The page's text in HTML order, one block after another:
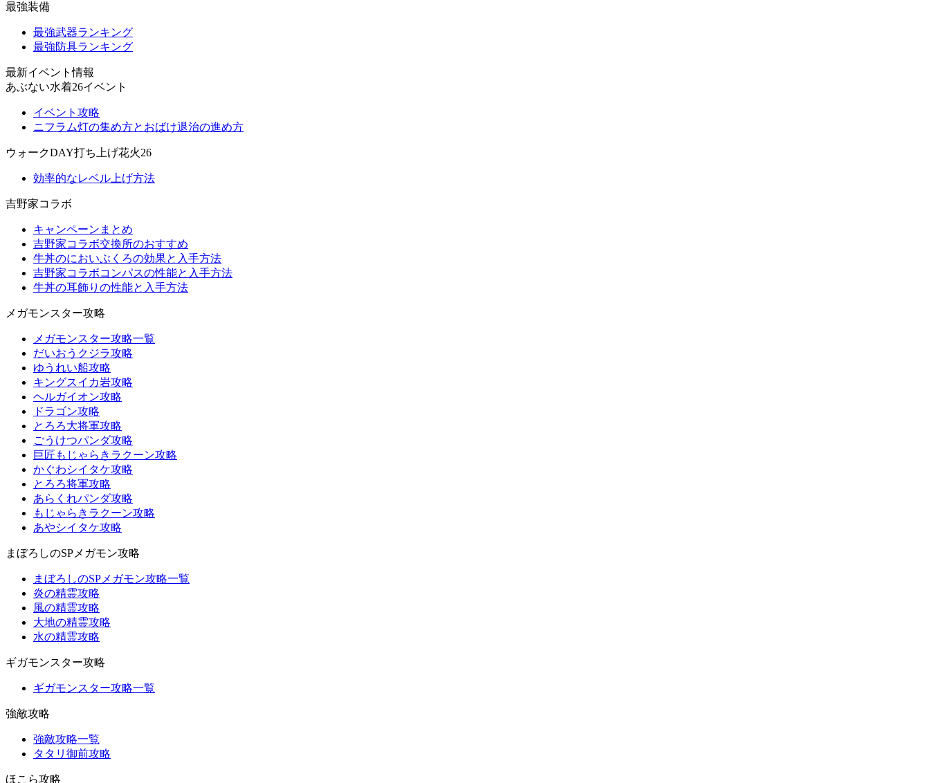
最強装備
最強武器ランキング
最強防具ランキング
最新イベント情報
あぶない水着26イベント
イベント攻略
ニフラム灯の集め方とおばけ退治の進め方
ウォークDAY打ち上げ花火26
効率的なレベル上げ方法
吉野家コラボ
キャンペーンまとめ
吉野家コラボ交換所のおすすめ
牛丼のにおいぶくろの効果と入手方法
吉野家コラボコンパスの性能と入手方法
牛丼の耳飾りの性能と入手方法
メガモンスター攻略
メガモンスター攻略一覧
だいおうクジラ攻略
ゆうれい船攻略
キングスイカ岩攻略
ヘルガイオン攻略
ドラゴン攻略
とろろ大将軍攻略
ごうけつパンダ攻略
巨匠もじゃらきラクーン攻略
かぐわシイタケ攻略
とろろ将軍攻略
あらくれパンダ攻略
もじゃらきラクーン攻略
あやシイタケ攻略
まぼろしのSPメガモン攻略
まぼろしのSPメガモン攻略一覧
炎の精霊攻略
風の精霊攻略
大地の精霊攻略
水の精霊攻略
ギガモンスター攻略
ギガモンスター攻略一覧
強敵攻略
強敵攻略一覧
タタリ御前攻略
ほこら攻略